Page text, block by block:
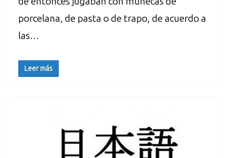
porcelana, de pasta o de trapo, de acuerdo a
las…
Leer más